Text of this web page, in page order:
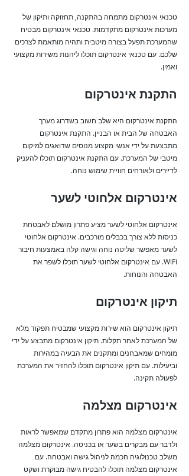
טכנאי אינטרקום מתמחה בהתקנה, תחזוקה ותיקון של
מערכות אינטרקום מתקדמות. טכנאי אינטרקום מבטיח
שהמערכת תפעל בצורה מיטבית ותהיה מותאמת לצרכים
שלכם. עם טכנאי אינטרקום תוכלו ליהנות משירות מקצועי
ואמין.
התקנת אינטרקום
התקנת אינטרקום היא שלב חשוב בשדרוג מערך
האבטחה של הבית או הבניין. התקנת אינטרקום
מתבצעת על ידי אנשי מקצוע מנוסים שדואגים למיקום
מיטבי של המערכת. עם התקנת אינטרקום תוכלו להעניק
לדיירים ולאורחים חוויית שימוש נוחה.
אינטרקום אלחוטי לשער
אינטרקום אלחוטי לשער מציע פתרון מושלם לאבטחת
כניסות ללא צורך בכבלים מורכבים. אינטרקום אלחוטי
לשער מאפשר שליטה נוחה וגישה קלה באמצעות חיבור
WiFi. עם אינטרקום אלחוטי לשער תוכלו לשפר את
האבטחה והנוחות.
תיקון אינטרקום
תיקון אינטרקום הוא שירות מקצועי שמבטיח תפקוד מלא
של המערכת לאחר תקלות. תיקון אינטרקום מתבצע על ידי
מומחים שמאבחנים ומתקנים את הבעיה במהירות
וביעילות. עם תיקון אינטרקום תוכלו להחזיר את המערכת
לפעולה תקינה.
אינטרקום מצלמה
אינטרקום מצלמה הוא פתרון מתקדם שמאפשר לראות
ולדבר עם מבקרים בשער או בכניסה. אינטרקום מצלמה
משלב טכנולוגיה חכמה לניהול גישה ואבטחה. עם
אינטרקום מצלמה תוכלו להבטיח גישה מבוקרת ושקט